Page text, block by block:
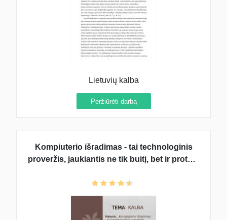
Lietuvių kalba
Peržiūrėti darbą
Kompiuterio išradimas - tai technologinis
proveržis, jaukiantis ne tik buitį, bet ir protus.
lietuvių kalba reaguoja į šį technologinį
proveržį?